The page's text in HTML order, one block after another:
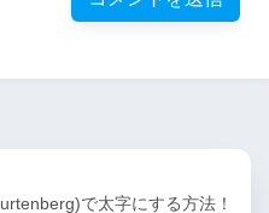
で太字にする方法！